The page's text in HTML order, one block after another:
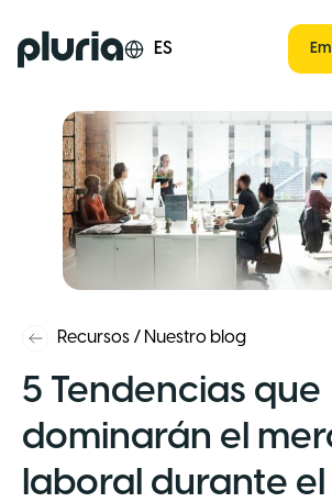
Logo Pluria ES
Recursos / Nuestro blog
5 Tendencias que
dominarán el
laboral durante